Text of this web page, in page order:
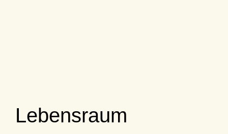
Lebensraum